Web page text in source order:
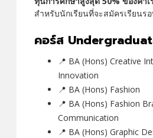
สำหรับนักเรียนที่จะสมัครเรียนร
คอร์ส
📍 BA (Hons) Creative
Innovation
📍 BA (Hons) Fashion
📍 BA (Hons) Fashion
Communication
📍 BA (Hons) Graphic